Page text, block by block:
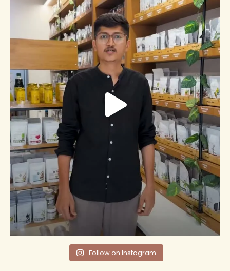
Follow on Instagram